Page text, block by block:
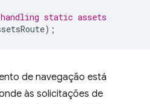
static assets
);
de navegação está
às solicitações de